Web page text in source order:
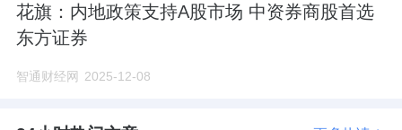
花旗：内地政策支持A股市场 中资券商股首选
东方证券
智通财经网 2025-12-08